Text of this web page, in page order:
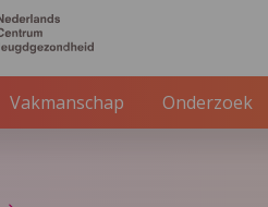
Vakmanschap Onderzoek